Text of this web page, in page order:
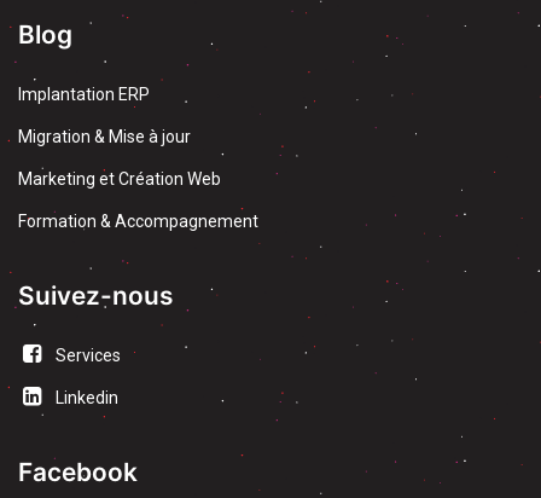
Facebook
Suivez-nous
Services
Linkedin
Blog
Implantation ERP
Migration & Mise à jour
Marketing et Création Web
Formation & Accompagnement